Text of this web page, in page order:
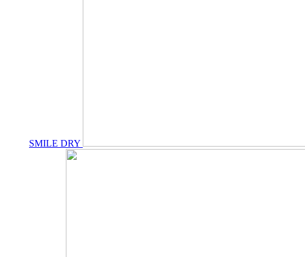
SMILE DRY